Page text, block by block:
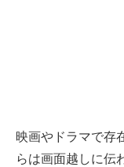
映画やドラマで存
らは画面越しに伝